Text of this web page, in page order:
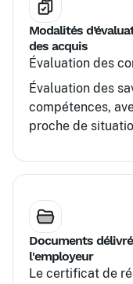
Modalités
des acquis
Évaluation des
Évaluation des
compétences,
proche de
Documents
l'employeur
Le certificat de